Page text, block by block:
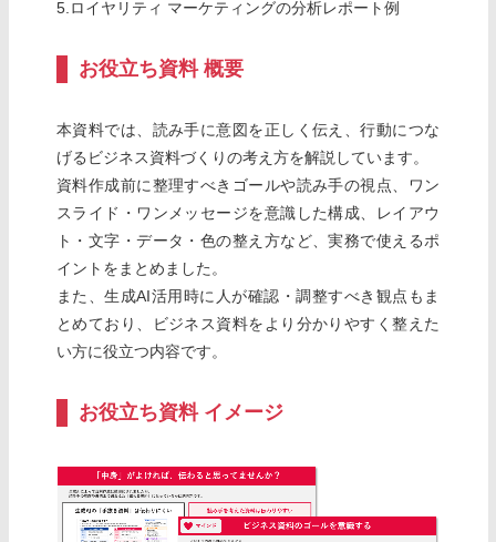
5.ロイヤリティ マーケティングの分析レポート例
お役立ち資料 概要
本資料では、読み手に意図を正しく伝え、行動につな
げるビジネス資料づくりの考え方を解説しています。
資料作成前に整理すべきゴールや読み手の視点、ワン
スライド・ワンメッセージを意識した構成、レイアウ
ト・文字・データ・色の整え方など、実務で使えるポ
イントをまとめました。
また、生成AI活用時に人が確認・調整すべき観点もま
とめており、ビジネス資料をより分かりやすく整えた
い方に役立つ内容です。
お役立ち資料 イメージ